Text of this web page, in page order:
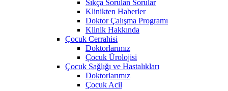
Sıkça Sorulan Sorular
Klinikten Haberler
Doktor Çalışma Programı
Klinik Hakkında
Çocuk Cerrahisi
Doktorlarımız
Çocuk Ürolojisi
Çocuk Sağlığı ve Hastalıkları
Doktorlarımız
Çocuk Acil